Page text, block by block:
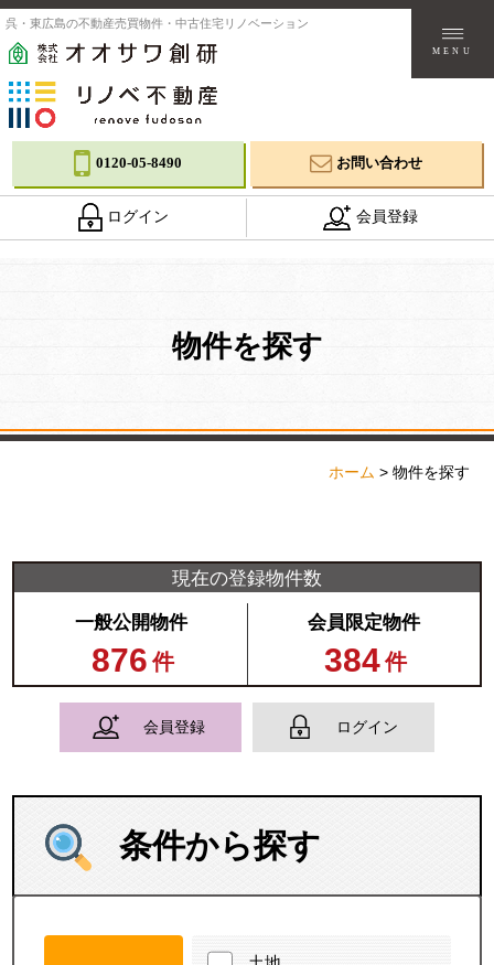
呉・東広島の不動産売買物件・中古住宅リノベーション
MENU
0120-05-8490 お問い合わせ
ログイン 会員登録
物件を探す
ホーム > 物件を探す
現在の登録物件数
一般公開物件
876 件
会員限定物件
384件
会員登録 ログイン
条件から探す